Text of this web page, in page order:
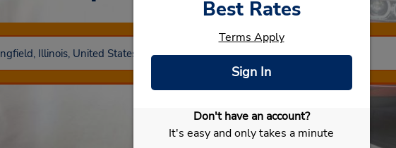
Selecionar meu carro
Best Rates
Terms Apply
Sign In
Don't have an account?
It's easy and only takes a minute